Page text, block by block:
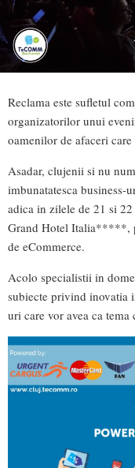
Reclama este sufletul
organizatorilor unui
oamenilor de afaceri
Asadar, clujenii si nu
imbunatatesca business-
adica in zilele de 21 si
Grand Hotel Italia*****,
de eCommerce.
Acolo specialistii in
subiecte privind inovatia
uri care vor avea ca tema